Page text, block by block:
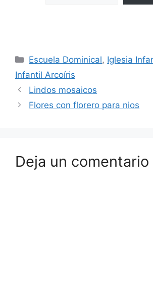
Escuela Dominical, Iglesia
Infantil Arcoíris
Lindos mosaicos
Flores con florero para nios
Deja un comentario